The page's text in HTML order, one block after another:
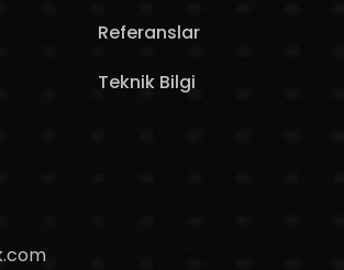
Referanslar
Teknik Bilgi